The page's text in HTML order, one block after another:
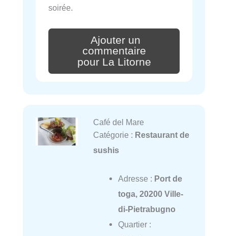
soirée.
Ajouter un
commentaire
pour La Litorne
Café del Mare
Catégorie : Restaurant de
sushis
Adresse : Port de
toga, 20200 Ville-
di-Pietrabugno
Quartier :